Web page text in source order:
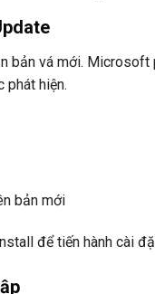
bản vá mới.
phát hiện.
bản mới
để tiến hành cài